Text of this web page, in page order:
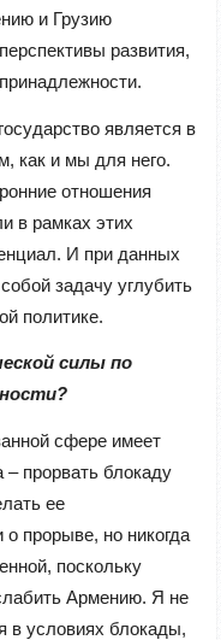
и Грузию
развития,
является в
как и мы для него.
отношения
в рамках этих
И при данных
задачу углубить
политике.
силы по
сфере имеет
прорвать блокаду
ее
прорыве, но никогда
поскольку
Армению. Я не
в условиях блокады,